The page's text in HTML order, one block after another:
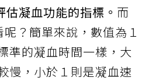
凝血功能的指標。 而
？簡單來說，數值為１
準的凝血時間一樣，大
慢，小於１則是凝血速